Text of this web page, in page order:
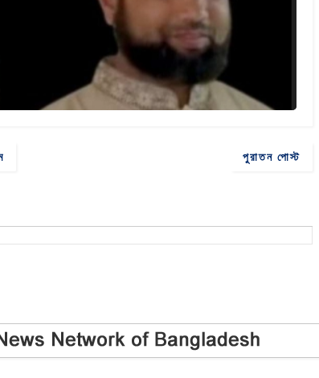
পুরাতন পোস্ট